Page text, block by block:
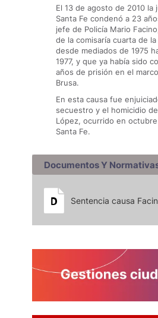
El 13 de agosto de 2010 la
Santa Fe condenó a 23
jefe de Policía Mario
de la comisaría cuarta de
desde mediados de 1975
1977, y que ya había sido
años de prisión en el
Brusa.
En esta causa fue
secuestro y el homicidio
López, ocurrido en
Santa Fe.
Documentos Y
Sentencia causa